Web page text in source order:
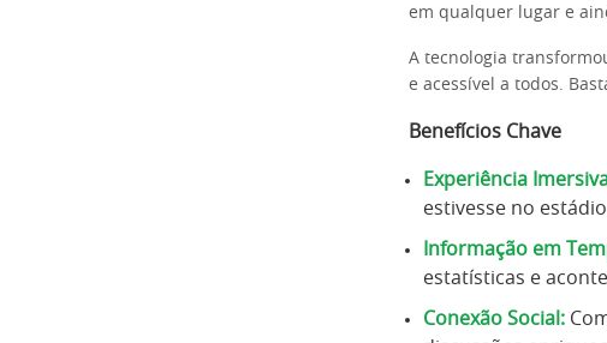
em qualquer lugar e
A tecnologia
e acessível a todos.
Benefícios Chave
Experiência
estivesse no
Informação em
estatísticas e
Conexão Social: